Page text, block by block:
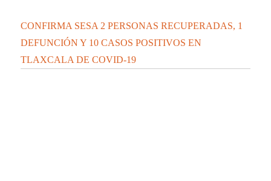
CONFIRMA SESA 2 PERSONAS RECUPERADAS, 1
DEFUNCIÓN Y 10 CASOS POSITIVOS EN
TLAXCALA DE COVID-19